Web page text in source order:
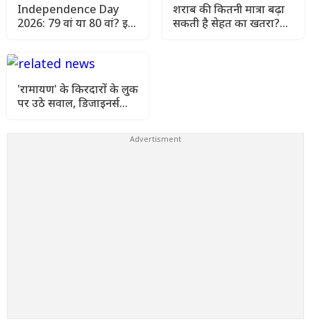
Independence Day
2026: 79 वां या 80 वां? इस
शराब की कितनी मात्रा बढ़ा
सकती है सेहत का खतरा?
'रामायण' के किरदारों के लुक
पर उठे सवाल, डिजाइनर्स